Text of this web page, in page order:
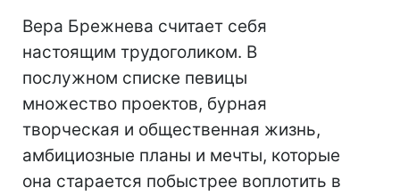
Вера Брежнева считает себя
настоящим трудоголиком. В
послужном списке певицы
множество проектов, бурная
творческая и общественная жизнь,
амбициозные планы и мечты, которые
она старается побыстрее воплотить в